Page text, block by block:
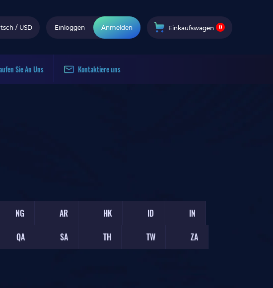
/ USD Einloggen Anmelden Einkaufswagen 0
Sie An Uns Kontaktiere uns
NG AR HK ID
IN
QA SA TH TW
ZA